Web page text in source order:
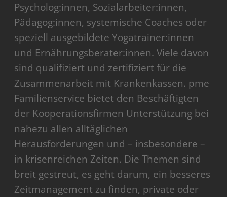
Psycholog:innen, Sozialarbeiter:innen,
Pädagog:innen, systemische Coaches oder
speziell ausgebildete Yogatrainer:innen
und Ernährungsberater:innen. Viele davon
sind qualifiziert und zertifiziert für die
Zusammenarbeit mit Krankenkassen. pme
Familienservice bietet den Beschäftigten
der Kooperationsfirmen Unterstützung bei
nahezu allen alltäglichen
Herausforderungen und – insbesondere –
in krisenreichen Zeiten. Die Themen sind
breit gestreut, es geht darum, ein besseres
Zeitmanagement zu finden, private oder